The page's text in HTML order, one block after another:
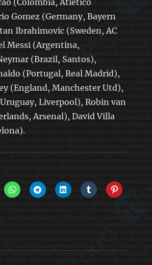
(Colombia, Atletico
Gomez (Germany, Bayern
Ibrahimovic (Sweden, AC
Messi (Argentina,
(Brazil, Santos),
(Portugal, Real Madrid),
(England, Manchester Utd),
Liverpool), Robin van
Arsenal), David Villa